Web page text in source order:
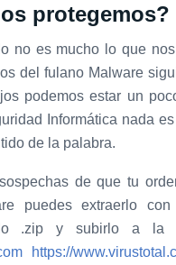
protegemos?
no es mucho lo que
del fulano Malware
podemos estar un
Informática nada es
de la palabra.
de que tu
puedes extraerlo
.zip y subirlo a la
https://